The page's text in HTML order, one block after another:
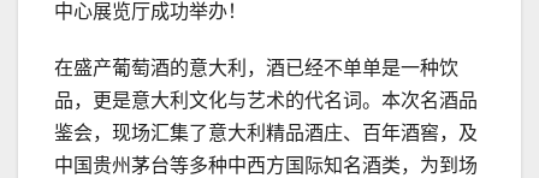
中心展览厅成功举办！
在盛产葡萄酒的意大利，酒已经不单单是一种饮
品，更是意大利文化与艺术的代名词。本次名酒品
鉴会，现场汇集了意大利精品酒庄、百年酒窖，及
中国贵州茅台等多种中西方国际知名酒类，为到场